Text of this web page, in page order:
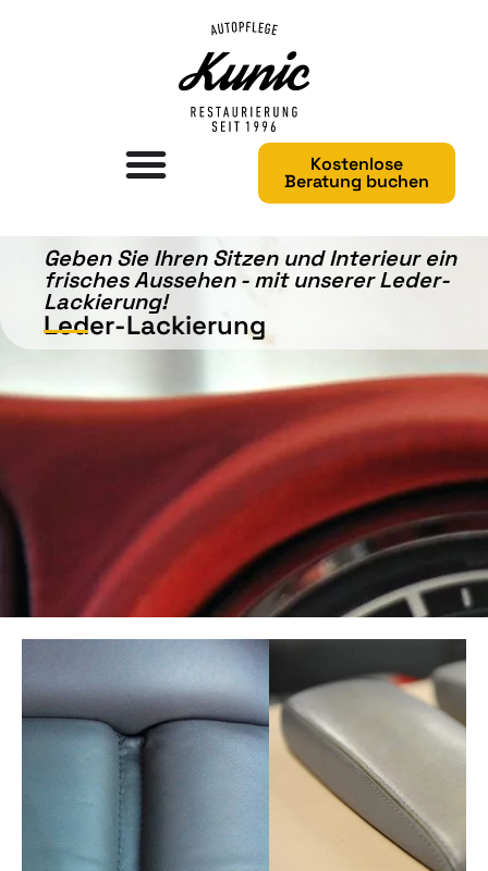
Kostenlose
Beratung buchen
Geben Sie Ihren Sitzen und Interieur ein
frisches Aussehen - mit unserer Leder-
Lackierung!
Leder-Lackierung